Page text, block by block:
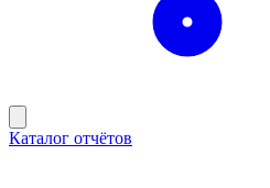
Каталог отчётов